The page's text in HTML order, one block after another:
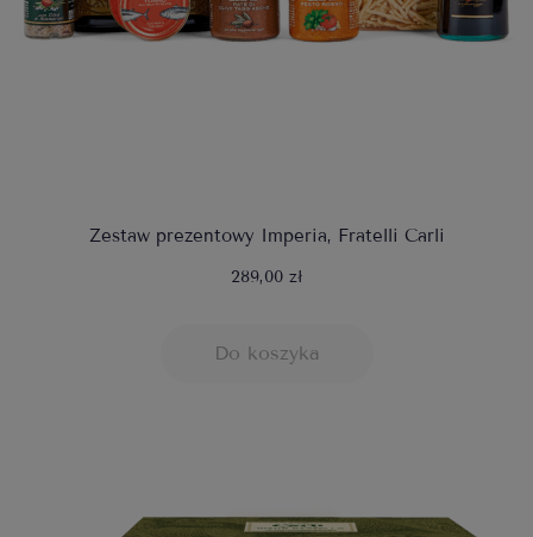
Zestaw prezentowy Imperia, Fratelli Carli
289,00 zł
Do koszyka